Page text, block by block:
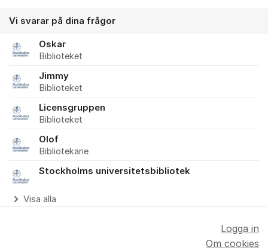
Vi svarar på dina frågor
Oskar
Biblioteket
Jimmy
Biblioteket
Licensgruppen
Biblioteket
Olof
Bibliotekarie
Stockholms universitetsbibliotek
Visa alla
Logga in
Om cookies